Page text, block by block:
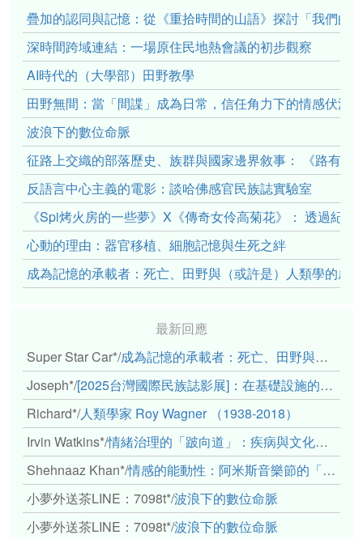
疊加的認同與記憶：從《重拾時間的山語》探討「我們的
深時間跨域連結：一場原住民地熱會議的初步觀察
AI時代的（大學部）田野教學
田野無間：當「間諜」成為日常，信任角力下的情感伏流
波浪下的數位命脈
征路上交織的部落歷史、族群與國家邊界敘事： 《路有
反語言中心主義的電影：談哈佛感官民族誌實驗室
《Spi烤火房的一些夢》X《傳奇女伶高菊花》： 透過紀
心動的理由：器官移植、細胞記憶與生死之絆
成為記憶的承載者：死亡、田野與（或許是）人類學的成
最新回應
Super Star Car*/成為記憶的承載者：死亡、田野與（或許是）人類學的成年禮
Joseph*/[2025台灣國際民族誌影展]：在基礎設施的邊緣，聆聽人的呼吸
Richard*/人類學家 Roy Wagner （1938-2018）
Irvin Watkins*/情緒治理的「跛向道」：疾病與文化象徵的轉變舉例
Shehnaaz Khan*/情感的能動性：阿米斯音樂節的「對話觀察」
小夢外送茶LINE：7098t*/波浪下的數位命脈
小夢外送茶LINE：7098t*/波浪下的數位命脈